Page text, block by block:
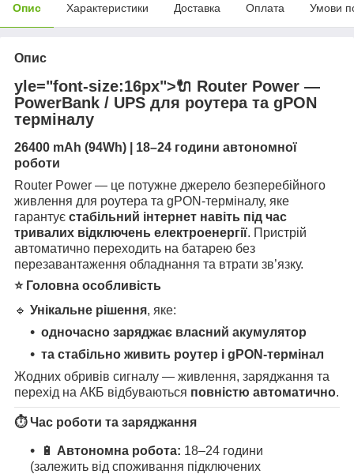
Опис Характеристики Доставка Оплата Умови
Опис
yle="font-size:16px">🔌 Router Power —
PowerBank / UPS для роутера та gPON
терміналу
26400 mAh (94Wh) | 18–24 години автономної
роботи
Router Power — це потужне джерело безперебійного
живлення для роутера та gPON-терміналу, яке
гарантує стабільний інтернет навіть під час
тривалих відключень електроенергії. Пристрій
автоматично переходить на батарею без
перезавантаження обладнання та втрати зв’язку.
⭐ Головна особливість
🔹 Унікальне рішення, яке:
одночасно заряджає власний акумулятор
та стабільно живить роутер і gPON-термінал
Жодних обривів сигналу — живлення, заряджання та
перехід на АКБ відбуваються повністю автоматично.
⏱ Час роботи та заряджання
🔋 Автономна робота: 18–24 години
(залежить від споживання підключених